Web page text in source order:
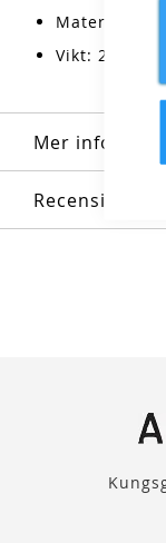
Material:
Vikt: 20g
Mer
Recensioner